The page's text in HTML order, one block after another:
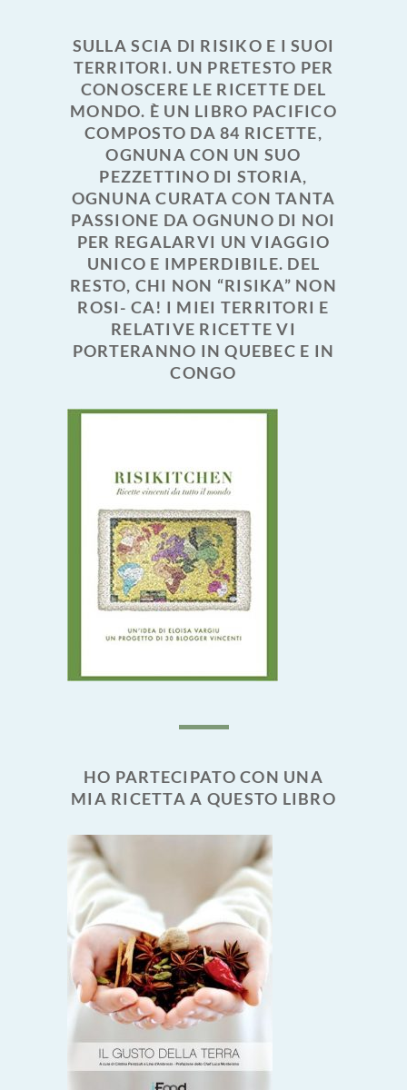
SULLA SCIA DI RISIKO E I SUOI
TERRITORI. UN PRETESTO PER
CONOSCERE LE RICETTE DEL
MONDO. È UN LIBRO PACIFICO
COMPOSTO DA 84 RICETTE,
OGNUNA CON UN SUO
PEZZETTINO DI STORIA,
OGNUNA CURATA CON TANTA
PASSIONE DA OGNUNO DI NOI
PER REGALARVI UN VIAGGIO
UNICO E IMPERDIBILE. DEL
RESTO, CHI NON “RISIKA” NON
ROSI- CA! I MIEI TERRITORI E
RELATIVE RICETTE VI
PORTERANNO IN QUEBEC E IN
CONGO
HO PARTECIPATO CON UNA
MIA RICETTA A QUESTO LIBRO